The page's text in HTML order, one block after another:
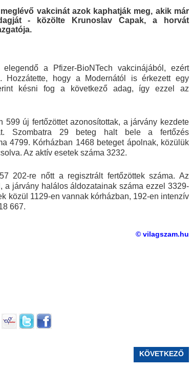
vakcinát azok kaphatják meg, akik már
- közölte Krunoslav Capak, a horvát
a Pfizer-BioNTech vakcinájából, ezért
Hozzátette, hogy a Modernától is érkezett egy
késni fog a következő adag, így ezzel az
599 új fertőzöttet azonosítottak, a járvány kezdete
Szombatra 29 beteg halt bele a fertőzés
4799. Kórházban 1468 beteget ápolnak, közülük
Az aktív esetek száma 3232.
202-re nőtt a regisztrált fertőzöttek száma. Az
a járvány halálos áldozatainak száma ezzel 3329-
közül 1129-en vannak kórházban, 192-en intenzív
667.
© vilagszam.hu
KÖVETKEZŐ